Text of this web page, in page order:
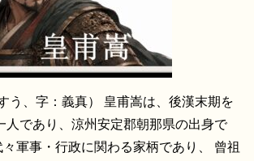
う、字：義真） 皇甫嵩は、後漢末期を
人であり、涼州安定郡朝那県の出身で
軍事・行政に関わる家柄であり、 曾祖